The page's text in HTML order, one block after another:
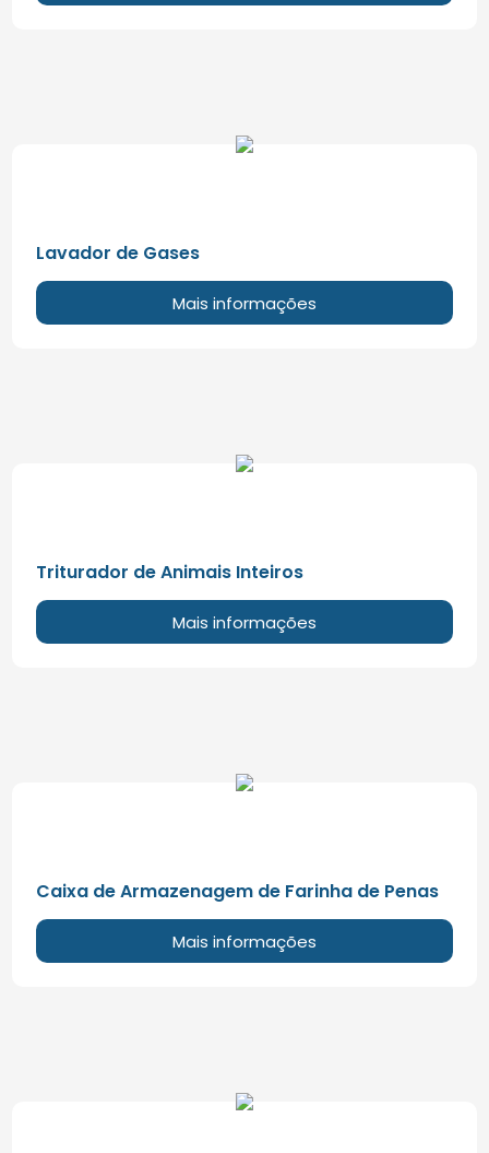
Lavador de Gases
Mais informações
Triturador de Animais Inteiros
Mais informações
Caixa de Armazenagem de Farinha de Penas
Mais informações